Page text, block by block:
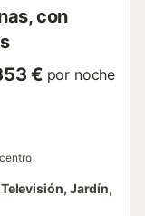
con
€ por noche
Jardín,